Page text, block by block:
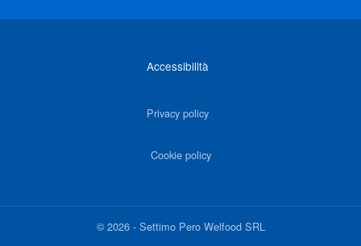
Accessibilità
Privacy policy
Cookie policy
©2026- Settimo Pero Welfood SRL